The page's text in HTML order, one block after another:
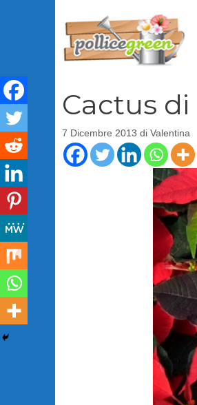
Cactus
7 Dicembre 2013 di Valentina